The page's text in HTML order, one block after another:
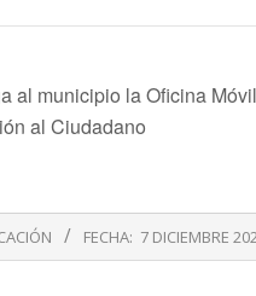
al municipio la Oficina
al Ciudadano
FECHA: 7 DICIEMBRE